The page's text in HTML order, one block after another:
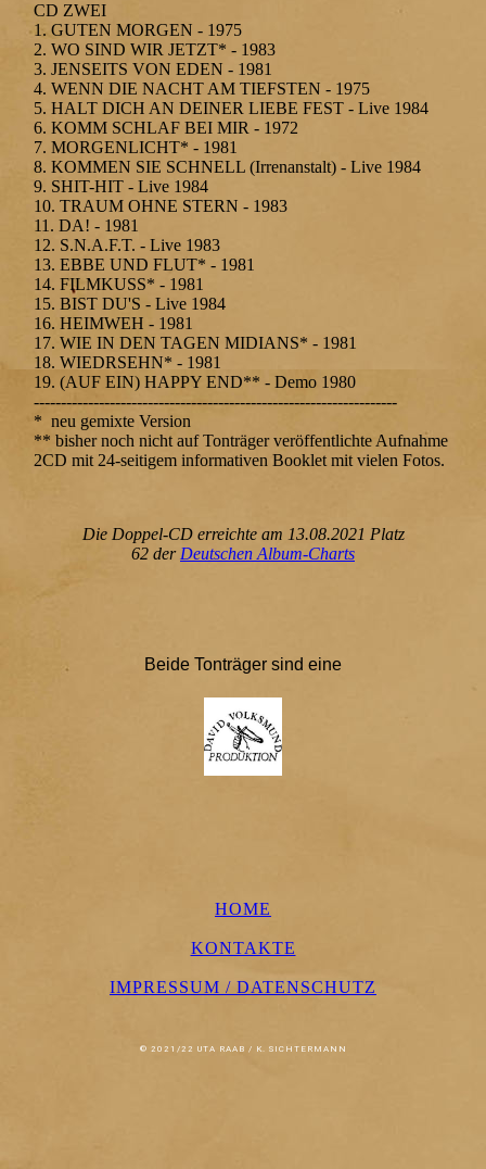
CD ZWEI
1. GUTEN MORGEN - 1975
2. WO SIND WIR JETZT* - 1983
3. JENSEITS VON EDEN - 1981
4. WENN DIE NACHT AM TIEFSTEN - 1975
5. HALT DICH AN DEINER LIEBE FEST - Live 1984
6. KOMM SCHLAF BEI MIR - 1972
7. MORGENLICHT* - 1981
8. KOMMEN SIE SCHNELL (Irrenanstalt) - Live 1984
9. SHIT-HIT - Live 1984
10. TRAUM OHNE STERN - 1983
11. DA! - 1981
12. S.N.A.F.T. - Live 1983
13. EBBE UND FLUT* - 1981
14. FILMKUSS* - 1981
15. BIST DU'S - Live 1984
16. HEIMWEH - 1981
17. WIE IN DEN TAGEN MIDIANS* - 1981
18. WIEDRSEHN* - 1981
19. (AUF EIN) HAPPY END** - Demo 1980
-------------------------------------------------------------------
* neu gemixte Version
** bisher noch nicht auf Tonträger veröffentlichte Aufnahme
2CD mit 24-seitigem informativen Booklet mit vielen Fotos.
Die Doppel-CD erreichte am 13.08.2021 Platz
62 der Deutschen Album-Charts
Beide Tonträger sind eine
HOME
KONTAKTE
IMPRESSUM / DATENSCHUTZ
© 2021/22 UTA RAAB / K. SICHTERMANN